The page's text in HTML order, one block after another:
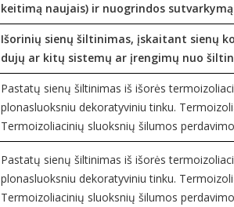
keitimą naujais) ir nuogrindos sutvarkymą
Išorinių sienų šiltinimas, įskaitant sienų
dujų ar kitų sistemų ar įrengimų nuo
Pastatų sienų šiltinimas iš išorės
plonasluoksniu dekoratyviniu tinku.
Termoizoliacinių sluoksnių šilumos
Pastatų sienų šiltinimas iš išorės
plonasluoksniu dekoratyviniu tinku.
Termoizoliacinių sluoksnių šilumos